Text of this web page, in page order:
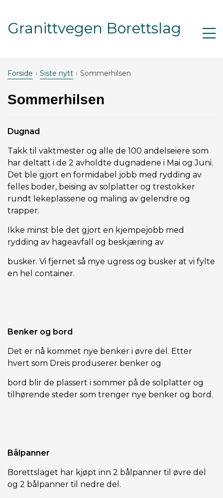
Granittvegen Borettslag
Forside Siste nytt Sommerhilsen
Sommerhilsen
Dugnad
Takk til vaktmester og alle de 100 andelseiere som
har deltatt i de 2 avholdte dugnadene i Mai og Juni.
Det ble gjort en formidabel jobb med rydding av
felles boder, beising av solplatter og trestokker
rundt lekeplassene og maling av gelendre og
trapper.
Ikke minst ble det gjort en kjempejobb med
rydding av hageavfall og beskjæring av
busker. Vi fjernet så mye ugress og busker at vi fylte
en hel container.
Benker og bord
Det er nå kommet nye benker i øvre del. Etter
hvert som Dreis produserer benker og
bord blir de plassert i sommer på de solplatter og
tilhørende steder som trenger nye benker og bord.
Bålpanner
Borettslaget har kjøpt inn 2 bålpanner til øvre del
og 2 bålpanner til nedre del.